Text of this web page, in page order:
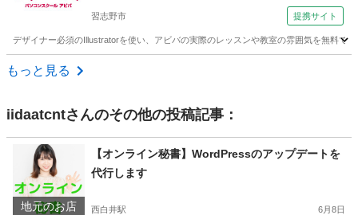
習志野市 提携サイト
デザイナー必須のIllustratorを使い、アビバの実際のレッスンや教室の雰囲気を無料で
千葉 習志野市
もっと見る
iidaatcntさんのその他の投稿記事：
地元のお店
【オンライン秘書】WordPressのアップデートを
代行します
西白井駅 6月8日